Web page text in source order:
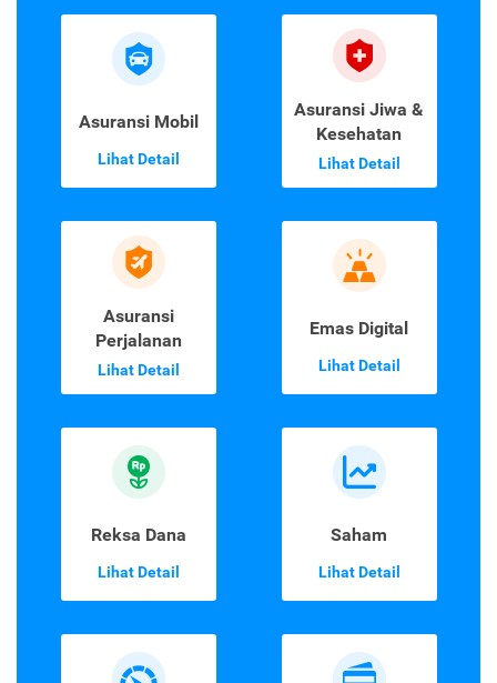
Asuransi Mobil
Lihat Detail
Asuransi Jiwa &
Kesehatan
Lihat Detail
Asuransi
Perjalanan
Lihat Detail
Emas Digital
Lihat Detail
Reksa Dana
Lihat Detail
Saham
Lihat Detail